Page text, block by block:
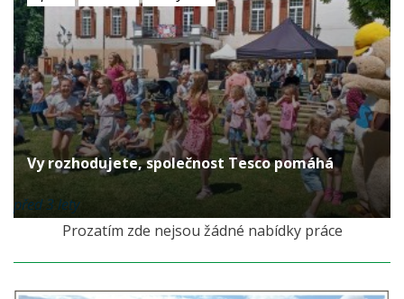
Vy rozhodujete, společnost Tesco pomáhá
před 3 lety
Prozatím zde nejsou žádné nabídky práce